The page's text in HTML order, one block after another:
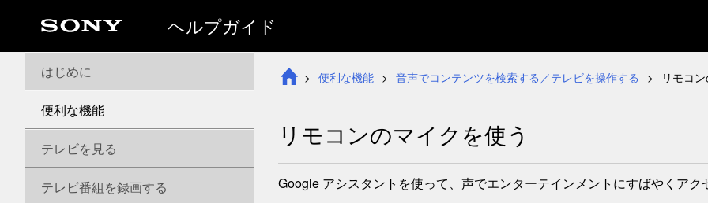
ヘルプガイド
便利な機能 音声でコンテンツを検索する／テレビを操作する
リモコ
リモコンのマイクを使う
Google アシスタントを使って、声でエンターテインメントにすばやくアク
はじめに
便利な機能
テレビを見る
テレビ番組を録画する